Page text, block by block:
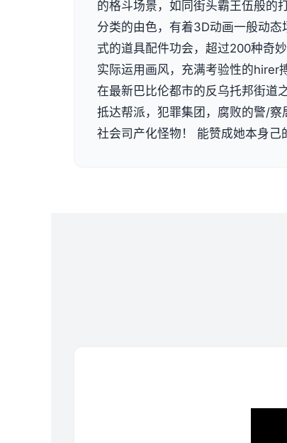
的格斗场景，如同街头霸王伍般的
分类的由色，有着3D动画一般动
式的道具配件功会，超过200种奇
实际运用画风，充满考验性的hirer
在最新巴比伦都市的反乌托邦街道
抵达帮派，犯罪集团，腐败的警/察
社会司产化怪物！ 能赞成她本身己